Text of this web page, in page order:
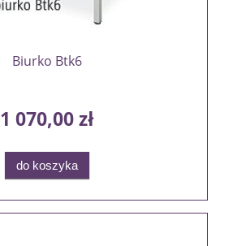
Biurko Btk6
1 070,00 zł
do koszyka